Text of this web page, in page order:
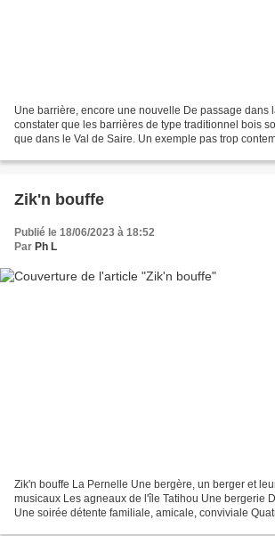
Une barrière, encore une nouvelle De passage dans
constater que les barrières de type traditionnel bois
que dans le Val de Saire. Un exemple pas trop
Zik'n bouffe
Publié le 18/06/2023 à 18:52
Par Ph L
Zik'n bouffe La Pernelle Une bergère, un berger et
musicaux Les agneaux de l'île Tatihou Une bergerie
Une soirée détente familiale, amicale, conviviale